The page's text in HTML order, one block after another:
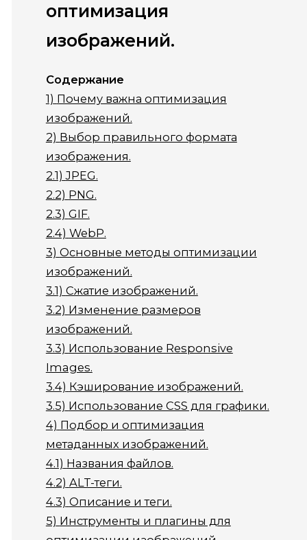
оптимизация
изображений.
Содержание
1) Почему важна оптимизация
изображений.
2) Выбор правильного формата
изображения.
2.1) JPEG.
2.2) PNG.
2.3) GIF.
2.4) WebP.
3) Основные методы оптимизации
изображений.
3.1) Сжатие изображений.
3.2) Изменение размеров
изображений.
3.3) Использование Responsive
Images.
3.4) Кэширование изображений.
3.5) Использование CSS для графики.
4) Подбор и оптимизация
метаданных изображений.
4.1) Названия файлов.
4.2) ALT-теги.
4.3) Описание и теги.
5) Инструменты и плагины для